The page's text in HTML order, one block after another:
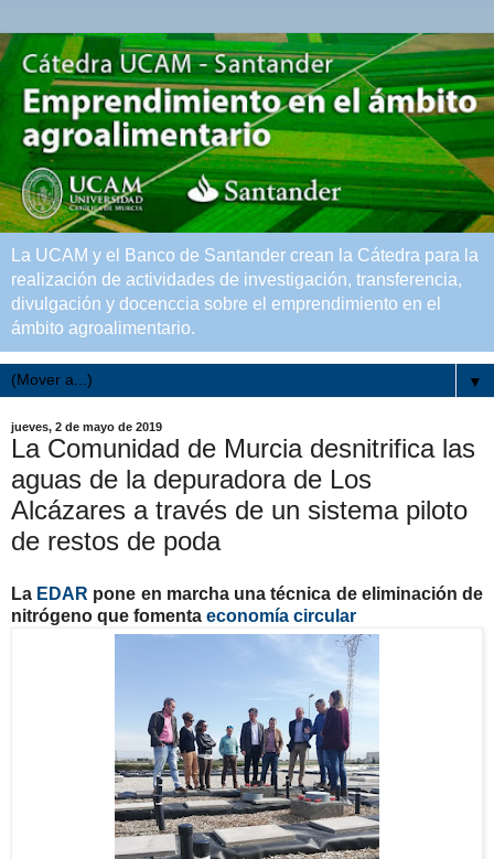
La UCAM y el Banco de Santander crean la Cátedra para la
realización de actividades de investigación, transferencia,
divulgación y docenccia sobre el emprendimiento en el
ámbito agroalimentario.
▼
jueves, 2 de mayo de 2019
La Comunidad de Murcia desnitrifica las
aguas de la depuradora de Los
Alcázares a través de un sistema piloto
de restos de poda
La EDAR pone en marcha una técnica de eliminación de
nitrógeno que fomenta economía circular